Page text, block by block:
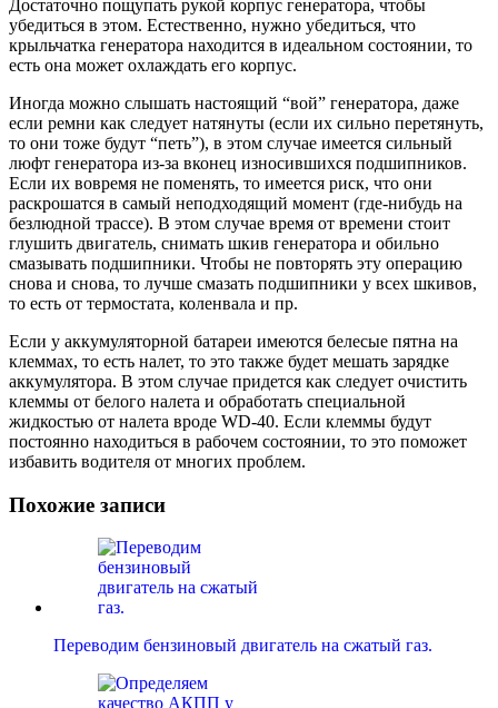
Достаточно пощупать рукой корпус генератора, чтобы
убедиться в этом. Естественно, нужно убедиться, что
крыльчатка генератора находится в идеальном состоянии, то
есть она может охлаждать его корпус.
Иногда можно слышать настоящий “вой” генератора, даже
если ремни как следует натянуты (если их сильно перетянуть,
то они тоже будут “петь”), в этом случае имеется сильный
люфт генератора из-за вконец износившихся подшипников.
Если их вовремя не поменять, то имеется риск, что они
раскрошатся в самый неподходящий момент (где-нибудь на
безлюдной трассе). В этом случае время от времени стоит
глушить двигатель, снимать шкив генератора и обильно
смазывать подшипники. Чтобы не повторять эту операцию
снова и снова, то лучше смазать подшипники у всех шкивов,
то есть от термостата, коленвала и пр.
Если у аккумуляторной батареи имеются белесые пятна на
клеммах, то есть налет, то это также будет мешать зарядке
аккумулятора. В этом случае придется как следует очистить
клеммы от белого налета и обработать специальной
жидкостью от налета вроде WD-40. Если клеммы будут
постоянно находиться в рабочем состоянии, то это поможет
избавить водителя от многих проблем.
Похожие записи
Переводим бензиновый двигатель на сжатый газ.